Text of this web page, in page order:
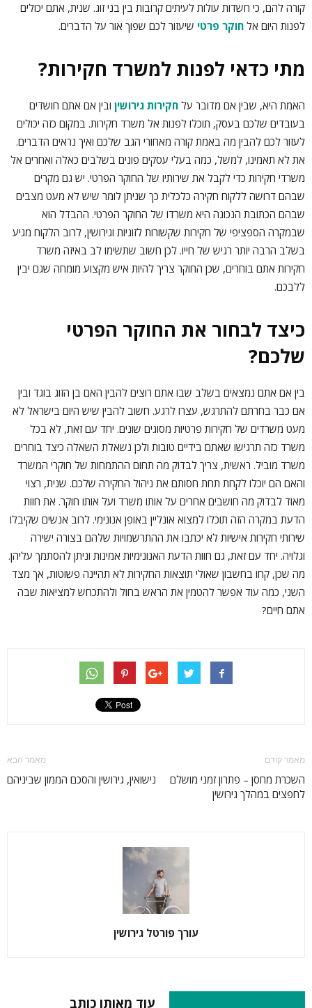
קורה להם, כי חשדות עולות לעיתים קרובות בין בני זוג. שנית, אתם יכולים
לפנות היום אל חוקר פרטי שיעזור לכם שפוך אור על הדברים.
מתי כדאי לפנות למשרד חקירות?
האמת היא, שבין אם מדובר על חקירות גירושין ובין אם אתם חושדים
בעובדים שלכם בעסק, תוכלו לפנות אל משרד חקירות. במקום כזה יכולים
לעזור לכם להבין מה באמת קורה מאחורי הגב שלכם ואיך נראים הדברים.
את לא תאמינו, למשל, כמה בעלי עסקים פונים בשלבים כאלה ואחרים אל
משרדי חקירות כדי לקבל את שירותיו של החוקר הפרטי. יש גם מקרים
שבהם דרושה ללקוח חקירה כלכלית כך שניתן לומר שיש לא מעט מצבים
שבהם הכתובת הנכונה היא משרדו של החוקר הפרטי. ההבדל הוא
שבמקרה הספציפי של חקירות שקשורות לזוגיות וגירושין, לרוב הלקוח מגיע
בשלב הרבה יותר רגיש של חייו. לכן חשוב שתשימו לב באיזה משרד
חקירות אתם בוחרים, שכן החוקר צריך להיות איש מקצוע מומחה שגם יבין
ללבכם.
כיצד לבחור את החוקר הפרטי
שלכם?
בין אם אתם נמצאים בשלב שבו אתם רוצים להבין האם בן הזוג בוגד ובין
אם כבר בחרתם להתרגש, עצרו לרגע. חשוב להבין שיש היום בישראל לא
מעט משרדים של חקירות פרטיות מסוגים שונים. יחד עם זאת, לא בכל
משרד כזה תרגישו שאתם בידיים טובות ולכן נשאלת השאלה כיצד בוחרים
משרד מוביל. ראשית, צריך לבדוק מה תחום ההתמחות של חוקרי המשרד
והאם הם יוכלו לקחת תחת חסותם את ניהול החקירה שלכם. שנית, רצוי
מאוד לבדוק מה חושבים אחרים על אותו משרד ועל אותו חוקר. את חוות
הדעת במקרה הזה תוכלו למצוא אונליין באופן אנונימי. לרוב אנשים שקיבלו
שירותי חקירות אישיות לא יכתבו את ההתרשמויות שלהם בצורה ישירה
וגלויה. יחד עם זאת, גם חוות הדעת האנונימיות אמינות וניתן להסתמך עליהן.
מה שכן, קחו בחשבון שאולי תוצאות החקירות לא תהיינה פשוטות, אך מצד
השני, כמה עוד אפשר להטמין את הראש בחול ולהתכחש למציאות שבה
אתם חיים?
מאמר קודם
השכרת מחסן – פתרון זמני מושלם
לחפצים במהלך גירושין
מאמר הבא
נישואין, גירושין והסכם הממון שביניהם
עורך פורטל גירושין
עוד מאותו כותב